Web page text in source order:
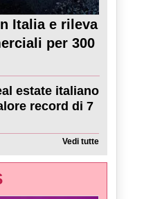
Italia e rileva
per 300
estate italiano
record di 7
Vedi tutte